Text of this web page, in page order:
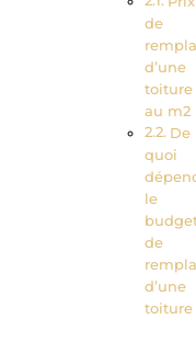
de
d’une
toiture
au m2
De
quoi
le
de
d’une
toiture